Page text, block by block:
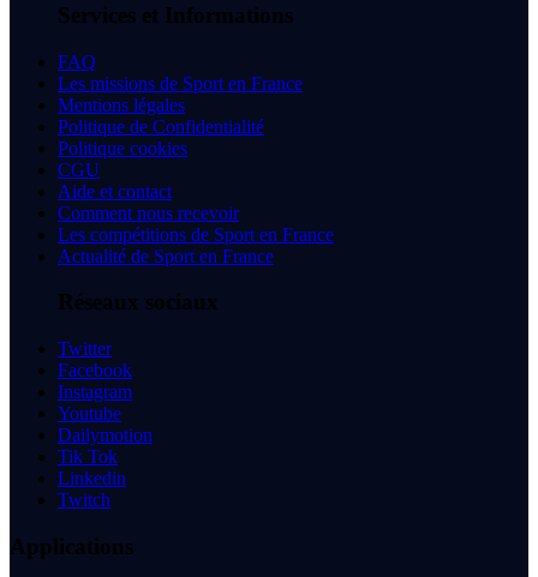
Services et Informations
FAQ
Les missions de Sport en France
Mentions légales
Politique de Confidentialité
Politique cookies
CGU
Aide et contact
Comment nous recevoir
Les compétitions de Sport en France
Actualité de Sport en France
Réseaux sociaux
Twitter
Facebook
Instagram
Youtube
Dailymotion
Tik Tok
Linkedin
Twitch
Applications